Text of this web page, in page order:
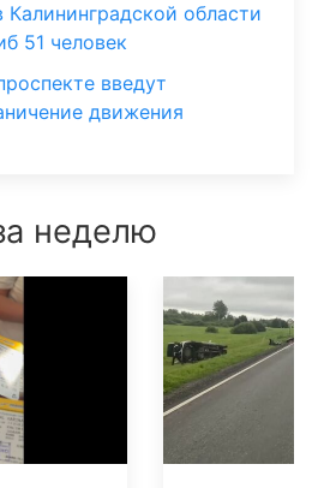
Калининградской области
51 человек
введут
движения
неделю